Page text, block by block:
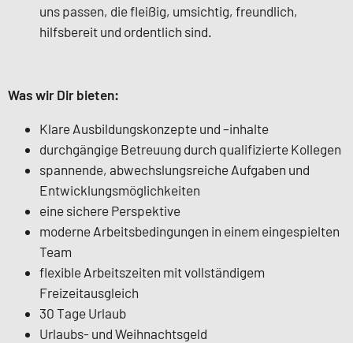
uns passen, die fleißig, umsichtig, freundlich,
hilfsbereit und ordentlich sind.
Was wir Dir bieten:
Klare Ausbildungskonzepte und –inhalte
durchgängige Betreuung durch qualifizierte Kollegen
spannende, abwechslungsreiche Aufgaben und
Entwicklungsmöglichkeiten
eine sichere Perspektive
moderne Arbeitsbedingungen in einem eingespielten
Team
flexible Arbeitszeiten mit vollständigem
Freizeitausgleich
30 Tage Urlaub
Urlaubs- und Weihnachtsgeld